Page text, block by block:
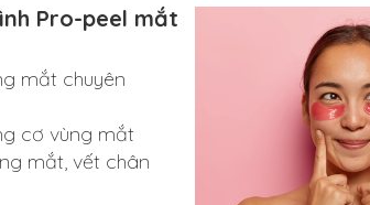
Pro-peel mắt
mắt chuyên
cơ vùng mắt
mắt, vết chân